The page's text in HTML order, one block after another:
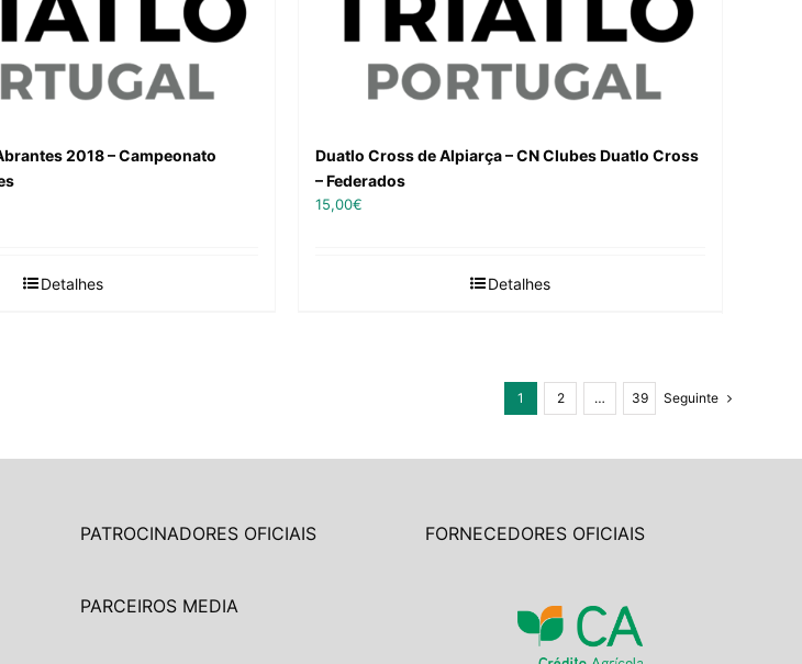
2018 – Campeonato
Detalhes
Duatlo Cross de Alpiarça – CN Clubes Duatlo Cross
– Federados
15,00€
Detalhes
1 2 … 39 Seguinte
PATROCINADORES OFICIAIS
PARCEIROS MEDIA
FORNECEDORES OFICIAIS